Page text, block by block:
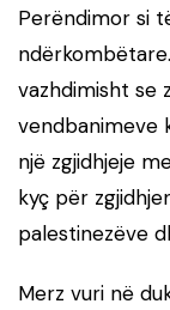
Perëndimor si
vazhdimisht se
vendbanimeve
një zgjidhjeje
kyç për
palestinezëve
Merz vuri në